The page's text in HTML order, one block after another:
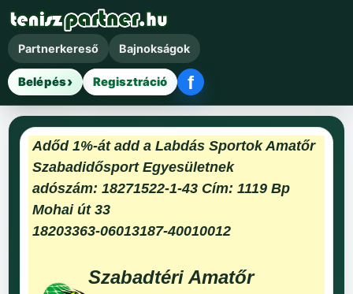
Partnerkereső Bajnokságok
Belépés Regisztráció fFacebook belépés
Adőd 1%-át add a Labdás Sportok Amatőr
Szabadidősport Egyesületnek
adószám: 18271522-1-43 Cím: 1119 Bp
Mohai út 33
18203363-06013187-40010012
Szabadtéri Amatőr